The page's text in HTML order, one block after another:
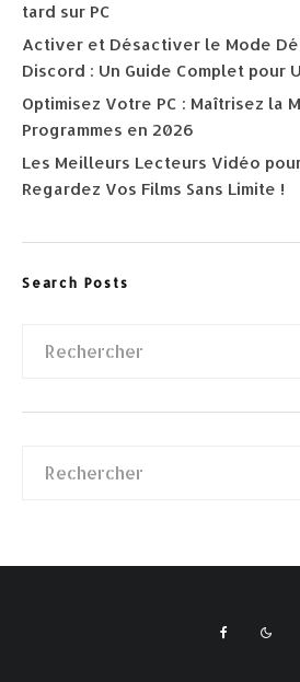
tard sur PC
Activer et Désactiver le Mode
Discord : Un Guide Complet pour
Optimisez Votre PC : Maîtrisez la
Programmes en 2026
Les Meilleurs Lecteurs Vidéo
Regardez Vos Films Sans Limite !
Search Posts